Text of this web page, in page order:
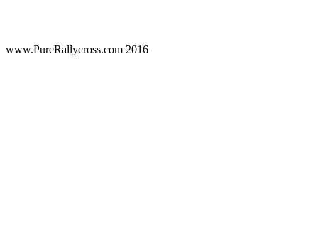
www.PureRallycross.com 2016